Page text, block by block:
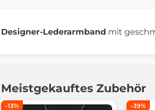
Designer-Lederarmband mit
Meistgekauftes Zubehör
-13% -39%